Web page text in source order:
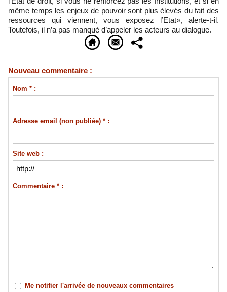
même temps les enjeux de pouvoir sont plus élevés du fait des
ressources qui viennent, vous exposez l’Etat», alerte-t-il.
Toutefois, il n’a pas manqué d’appeler les acteurs au dialogue.
Nouveau commentaire :
Nom * :
Adresse email (non publiée) * :
Site web :
Commentaire * :
Me notifier l'arrivée de nouveaux commentaires